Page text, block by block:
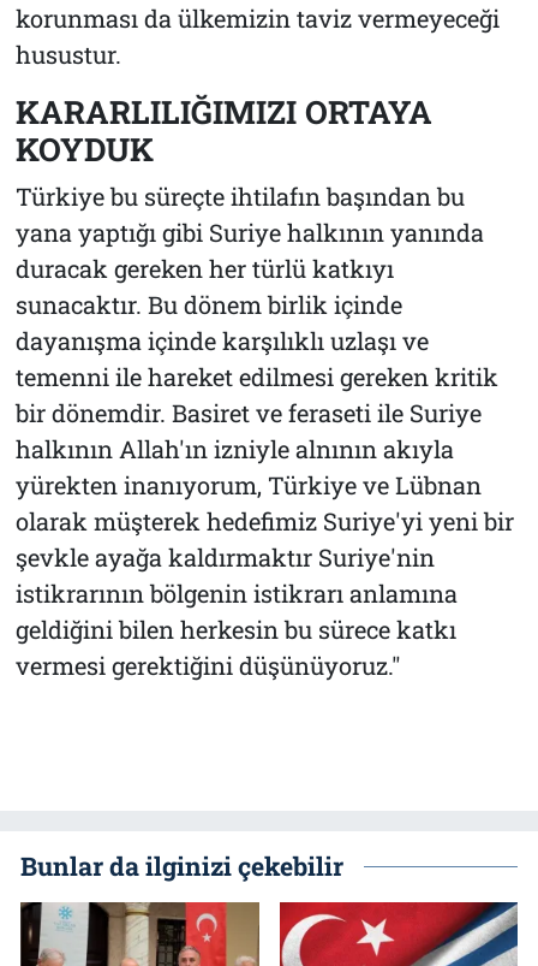
korunması da ülkemizin taviz vermeyeceği
husustur.
KARARLILIĞIMIZI ORTAYA
KOYDUK
Türkiye bu süreçte ihtilafın başından bu
yana yaptığı gibi Suriye halkının yanında
duracak gereken her türlü katkıyı
sunacaktır. Bu dönem birlik içinde
dayanışma içinde karşılıklı uzlaşı ve
temenni ile hareket edilmesi gereken kritik
bir dönemdir. Basiret ve feraseti ile Suriye
halkının Allah'ın izniyle alnının akıyla
yürekten inanıyorum, Türkiye ve Lübnan
olarak müşterek hedefimiz Suriye'yi yeni bir
şevkle ayağa kaldırmaktır Suriye'nin
istikrarının bölgenin istikrarı anlamına
geldiğini bilen herkesin bu sürece katkı
vermesi gerektiğini düşünüyoruz."
Bunlar da ilginizi çekebilir